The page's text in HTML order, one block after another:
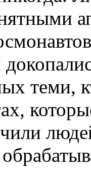
теми,